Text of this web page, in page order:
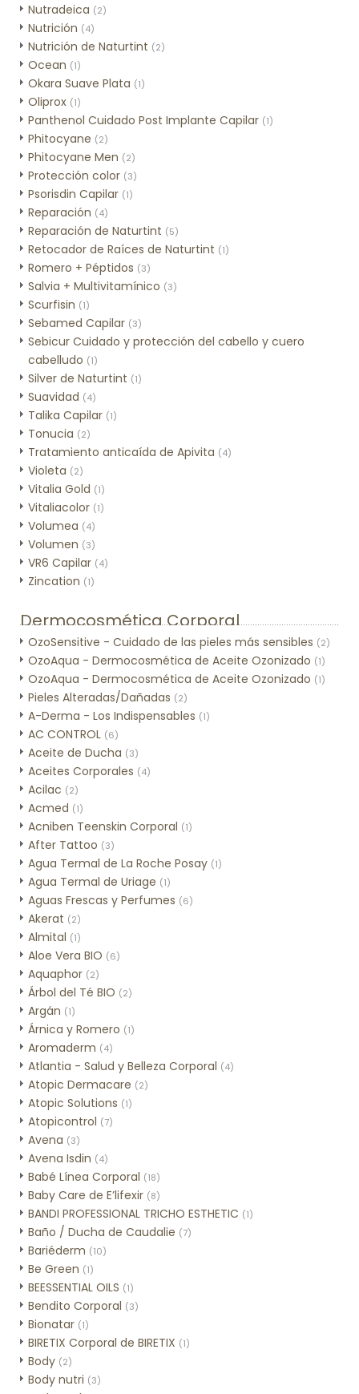
Nutradeica (2)
Nutrición (4)
Nutrición de Naturtint (2)
Ocean (1)
Okara Suave Plata (1)
Oliprox (1)
Panthenol Cuidado Post Implante Capilar (1)
Phitocyane (2)
Phitocyane Men (2)
Protección color (3)
Psorisdin Capilar (1)
Reparación (4)
Reparación de Naturtint (5)
Retocador de Raíces de Naturtint (1)
Romero + Péptidos (3)
Salvia + Multivitamínico (3)
Scurfisin (1)
Sebamed Capilar (3)
Sebicur Cuidado y protección del cabello y cuero
cabelludo (1)
Silver de Naturtint (1)
Suavidad (4)
Talika Capilar (1)
Tonucia (2)
Tratamiento anticaída de Apivita (4)
Violeta (2)
Vitalia Gold (1)
Vitaliacolor (1)
Volumea (4)
Volumen (3)
VR6 Capilar (4)
Zincation (1)
Dermocosmética Corporal
OzoSensitive - Cuidado de las pieles más sensibles (2)
OzoAqua - Dermocosmética de Aceite Ozonizado (1)
OzoAqua - Dermocosmética de Aceite Ozonizado (1)
Pieles Alteradas/Dañadas (2)
A-Derma - Los Indispensables (1)
AC CONTROL (6)
Aceite de Ducha (3)
Aceites Corporales (4)
Acilac (2)
Acmed (1)
Acniben Teenskin Corporal (1)
After Tattoo (3)
Agua Termal de La Roche Posay (1)
Agua Termal de Uriage (1)
Aguas Frescas y Perfumes (6)
Akerat (2)
Almital (1)
Aloe Vera BIO (6)
Aquaphor (2)
Árbol del Té BIO (2)
Argán (1)
Árnica y Romero (1)
Aromaderm (4)
Atlantia - Salud y Belleza Corporal (4)
Atopic Dermacare (2)
Atopic Solutions (1)
Atopicontrol (7)
Avena (3)
Avena Isdin (4)
Babé Línea Corporal (18)
Baby Care de E’lifexir (8)
BANDI PROFESSIONAL TRICHO ESTHETIC (1)
Baño / Ducha de Caudalie (7)
Bariéderm (10)
Be Green (1)
BEESSENTIAL OILS (1)
Bendito Corporal (3)
Bionatar (1)
BIRETIX Corporal de BIRETIX (1)
Body (2)
Body nutri (3)